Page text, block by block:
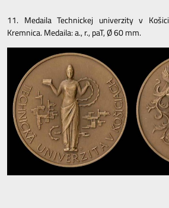
11. Medaila Technickej univerzity v
Kremnica. Medaila: a., r., paT, Ø 60 mm.